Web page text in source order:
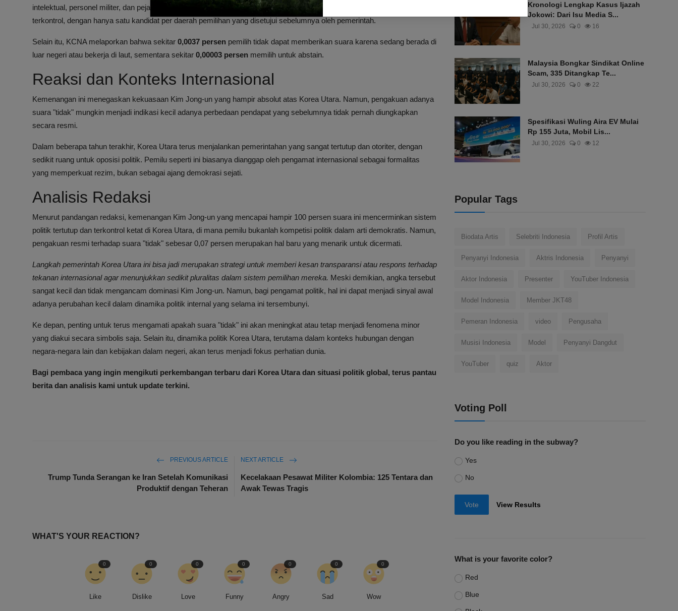
intelektual, personel militer, dan pejabat dipilih menjadi anggota Majelis Rakyat Tertinggi. Proses pemilihan ini sangat
terkontrol, dengan hanya satu kandidat per daerah pemilihan yang disetujui sebelumnya oleh pemerintah.
Selain itu, KCNA melaporkan bahwa sekitar 0,0037 persen pemilih tidak dapat memberikan suara karena sedang berada di
luar negeri atau bekerja di laut, sementara sekitar 0,00003 persen memilih untuk abstain.
Reaksi dan Konteks Internasional
Kemenangan ini menegaskan kekuasaan Kim Jong-un yang hampir absolut atas Korea Utara. Namun, pengakuan adanya
suara "tidak" mungkin menjadi indikasi kecil adanya perbedaan pendapat yang sebelumnya tidak pernah diungkapkan
secara resmi.
Dalam beberapa tahun terakhir, Korea Utara terus menjalankan pemerintahan yang sangat tertutup dan otoriter, dengan
sedikit ruang untuk oposisi politik. Pemilu seperti ini biasanya dianggap oleh pengamat internasional sebagai formalitas
yang memperkuat rezim, bukan sebagai ajang demokrasi sejati.
Analisis Redaksi
Menurut pandangan redaksi, kemenangan Kim Jong-un yang mencapai hampir 100 persen suara ini mencerminkan sistem
politik tertutup dan terkontrol ketat di Korea Utara, di mana pemilu bukanlah kompetisi politik dalam arti demokratis. Namun,
pengakuan resmi terhadap suara "tidak" sebesar 0,07 persen merupakan hal baru yang menarik untuk dicermati.
Langkah pemerintah Korea Utara ini bisa jadi merupakan strategi untuk memberi kesan transparansi atau respons terhadap
tekanan internasional agar menunjukkan sedikit pluralitas dalam sistem pemilihan mereka. Meski demikian, angka tersebut
sangat kecil dan tidak mengancam dominasi Kim Jong-un. Namun, bagi pengamat politik, hal ini dapat menjadi sinyal awal
adanya perubahan kecil dalam dinamika politik internal yang selama ini tersembunyi.
Ke depan, penting untuk terus mengamati apakah suara "tidak" ini akan meningkat atau tetap menjadi fenomena minor
yang diakui secara simbolis saja. Selain itu, dinamika politik Korea Utara, terutama dalam konteks hubungan dengan
negara-negara lain dan kebijakan dalam negeri, akan terus menjadi fokus perhatian dunia.
Bagi pembaca yang ingin mengikuti perkembangan terbaru dari Korea Utara dan situasi politik global, terus pantau
berita dan analisis kami untuk update terkini.
PREVIOUS ARTICLE
Trump Tunda Serangan ke Iran Setelah Komunikasi
Produktif dengan Teheran
NEXT ARTICLE
Kecelakaan Pesawat Militer Kolombia: 125 Tentara dan
Awak Tewas Tragis
WHAT'S YOUR REACTION?
Like
0
Dislike
0
Love
0
Funny
0
Angry
0
Sad
0
Wow
0
Kronologi Lengkap Kasus Ijazah
Jokowi: Dari Isu Media S...
Jul 30, 2026 0 16
Malaysia Bongkar Sindikat Online
Scam, 335 Ditangkap Te...
Jul 30, 2026 0 22
Spesifikasi Wuling Aira EV Mulai
Rp 155 Juta, Mobil Lis...
Jul 30, 2026 0 12
Popular Tags
Biodata Artis Selebriti Indonesia Profil Artis
Penyanyi Indonesia Aktris Indonesia Penyanyi
Aktor Indonesia Presenter YouTuber Indonesia
Model Indonesia Member JKT48
Pemeran Indonesia video Pengusaha
Musisi Indonesia Model Penyanyi Dangdut
YouTuber quiz Aktor
Voting Poll
Do you like reading in the subway?
Yes
No
Vote View Results
What is your favorite color?
Red
Blue